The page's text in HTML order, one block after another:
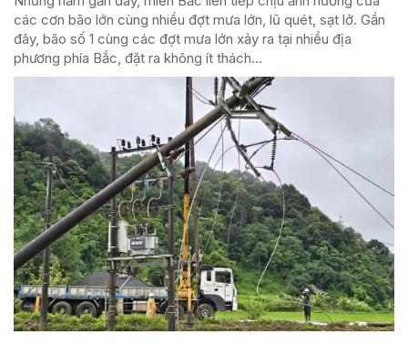
các cơn bão lớn cùng nhiều đợt mưa lớn, lũ quét, sạt lở. Gần
đây, bão số 1 cùng các đợt mưa lớn xảy ra tại nhiều địa
phương phía Bắc, đặt ra không ít thách...